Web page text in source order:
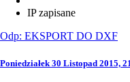
IP zapisane
Odp: EKSPORT DO DXF
Poniedziałek 30 Listopad 2015,